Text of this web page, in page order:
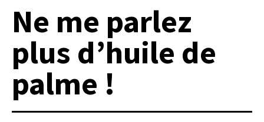
Ne me parlez
plus d’huile de
palme !